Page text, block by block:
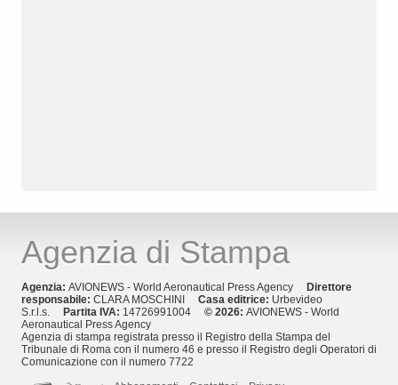
Agenzia di Stampa
Agenzia: AVIONEWS - World Aeronautical Press Agency
Direttore
responsabile: CLARA MOSCHINI Casa editrice: Urbevideo
S.r.l.s.
Partita IVA: 14726991004 © 2026: AVIONEWS - World
Aeronautical Press Agency
Agenzia di stampa registrata presso il Registro della Stampa del
Tribunale di Roma con il numero 46 e presso il Registro degli Operatori di
Comunicazione con il numero 7722